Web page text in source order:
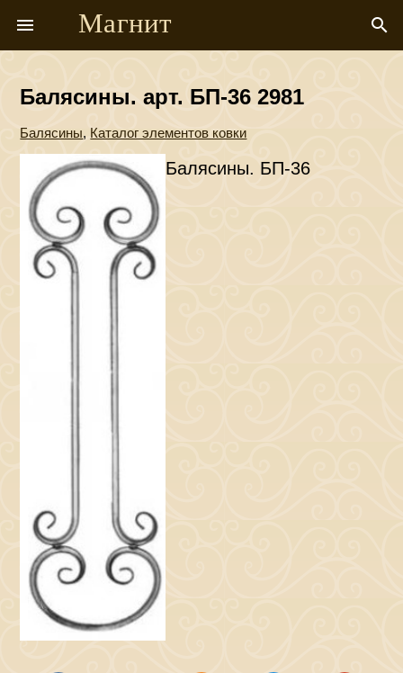
menu Магнит search
Балясины. арт. БП-36 2981
Балясины, Каталог элементов ковки
Балясины. БП-36